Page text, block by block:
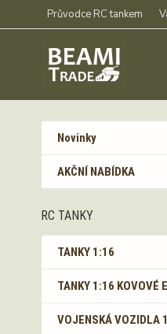
Průvodce RC tankem
Novinky
AKČNÍ NABÍDKA
RC TANKY
TANKY 1:16
TANKY 1:16 KOVOVÉ
VOJENSKÁ VOZIDLA